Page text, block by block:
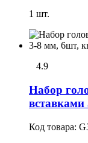
1 шт.
4.9
Набор
Код товара: